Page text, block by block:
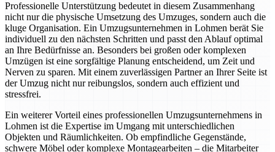
Professionelle Unterstützung bedeutet in diesem Zusammenhang
nicht nur die physische Umsetzung des Umzuges, sondern auch die
kluge Organisation. Ein Umzugsunternehmen in Lohmen berät Sie
individuell zu den nächsten Schritten und passt den Ablauf optimal
an Ihre Bedürfnisse an. Besonders bei großen oder komplexen
Umzügen ist eine sorgfältige Planung entscheidend, um Zeit und
Nerven zu sparen. Mit einem zuverlässigen Partner an Ihrer Seite ist
der Umzug nicht nur reibungslos, sondern auch effizient und
stressfrei.
Ein weiterer Vorteil eines professionellen Umzugsunternehmens in
Lohmen ist die Expertise im Umgang mit unterschiedlichen
Objekten und Räumlichkeiten. Ob empfindliche Gegenstände,
schwere Möbel oder komplexe Montagearbeiten – die Mitarbeiter